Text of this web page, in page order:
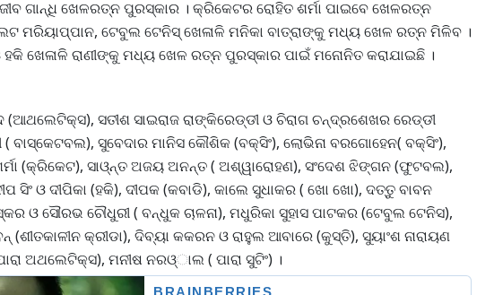
ଗାନ୍ଧି ଖେଳରତ୍ନ ପୁରସ୍କାର । କ୍ରିକେଟର ରୋହିତ ଶର୍ମା ପାଇବେ ଖେଳରତ୍ନ
ମରିୟାପ୍ପାନ, ଟେବୁଲ ଟେନିସ୍ ଖେଳାଳି ମନିକା ବାତ୍ରାଙ୍କୁ ମଧ୍ୟ ଖେଳ ରତ୍ନ ମିଳିବ ।
ଖେଳାଳି ରାଣୀଙ୍କୁ ମଧ୍ୟ ଖେଳ ରତ୍ନ ପୁରସ୍କାର ପାଇଁ ମନୋନିତ କରାଯାଇଛି ।
(ଆଥଲେଟିକ୍ସ), ସତୀଶ ସାଇରାଜ ରାଙ୍କିରେଡ୍ଡୀ ଓ ଚିରାଗ ଚନ୍ଦ୍ରଶେଖର ରେଡ୍ଡୀ
ବାସ୍କେଟବଲ), ସୁବେଦାର ମାନିସ କୌଶିକ (ବକ୍ସିଂ), ଲୋଭିନା ବରଗୋହେନ( ବକ୍ସିଂ),
(କ୍ରିକେଟ), ସାଓ୍ନ୍ତ ଅଜୟ ଅନନ୍ତ ( ଅଶ୍ୱାରୋହଣ), ସଂଦେଶ ଝିଙ୍ଗନ (ଫୁଟବଲ),
ଓ ଦୀପିକା (ହକି), ଦୀପକ (କବାଡି), କାଲେ ସୁଧାକର ( ଖୋ ଖୋ), ଦତ୍ତୁ ବାବନ
ଓ ସୌରଭ ଚୌଧୁରୀ ( ବନ୍ଧୁକ ଚାଳନା), ମଧୁରିକା ସୁହାସ ପାଟକର (ଟେବୁଲ ଟେନିସ),
କ୍ରୀଡା), ଦିବ୍ୟା କକରନ ଓ ରାହୁଲ ଆବାରେ (କୁସ୍ତି), ସୁୟାଂଶ ନାରାୟଣ
ଅଥଲେଟିକ୍ସ), ମନୀଷ ନରଓ୍ାଲ ( ପାରା ସୁଟିଂ) ।